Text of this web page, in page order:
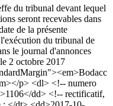
du tribunal devant lequel
seront recevables dans
de la présente
du tribunal de
le journal d'annonces
2 octobre 2017
p> <dl> <!-- numero
dd> <!-- rectificatif,